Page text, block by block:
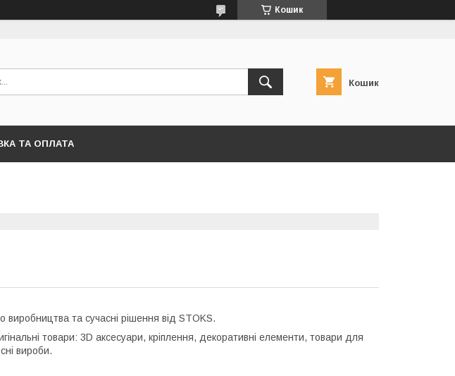
Кошик
Кошик
ТА ОПЛАТА
виробництва та сучасні рішення від STOKS.
товари: 3D аксесуари, кріплення, декоративні елементи, товари для
вироби.